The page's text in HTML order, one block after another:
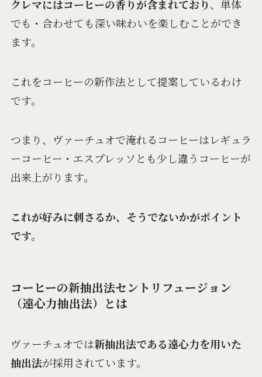
クレマにはコーヒーの香りが含まれており、単体
でも・合わせても深い味わいを楽しむことができ
ます。
これをコーヒーの新作法として提案しているわけ
です。
つまり、ヴァーチュオで淹れるコーヒーはレギュラ
ーコーヒー・エスプレッソとも少し違うコーヒーが
出来上がります。
これが好みに刺さるか、そうでないかがポイント
です。
コーヒーの新抽出法セントリフュージョン
（遠心力抽出法）とは
ヴァーチュオでは新抽出法である遠心力を用いた
抽出法が採用されています。